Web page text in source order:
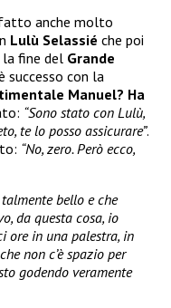
anche molto
Lulù Selassié che poi
fine del Grande
successo con la
Manuel? Ha
“Sono stato con Lulù,
te lo posso assicurare”.
“No, zero. Però ecco,
bello e che
da questa cosa, io
ore in una palestra, in
non c’è spazio per
godendo veramente